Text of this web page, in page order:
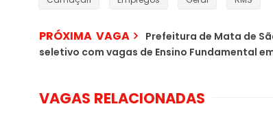
PRÓXIMA VAGA
Prefeitura de Mata de
seletivo com vagas de Ensino Fundamental
VAGAS RELACIONADAS